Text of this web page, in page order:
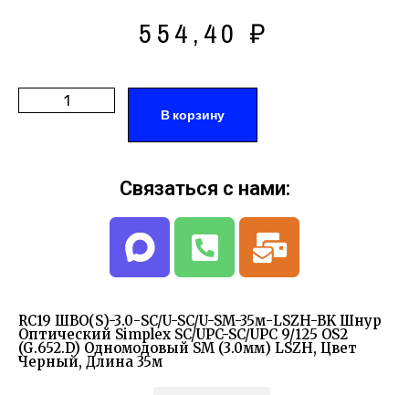
554,40₽
В корзину
RC19 ШВО(s)-3.0-SC/U-SC/U-SM-35м-LSZH-BK Шнур
Оптический Simplex SC/UPC-SC/UPC 9/125 OS2
(G.652.D) Одномодовый SM (3.0мм) LSZH, Цвет
Черный, Длина 35м
Связаться с нами: